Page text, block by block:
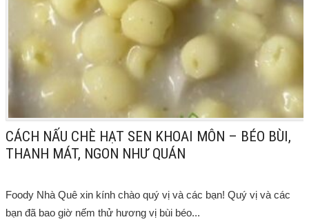
CÁCH NẤU CHÈ HẠT SEN KHOAI MÔN – BÉO BÙI,
THANH MÁT, NGON NHƯ QUÁN
Foody Nhà Quê xin kính chào quý vị và các bạn! Quý vị và các
bạn đã bao giờ nếm thử hương vị bùi béo...